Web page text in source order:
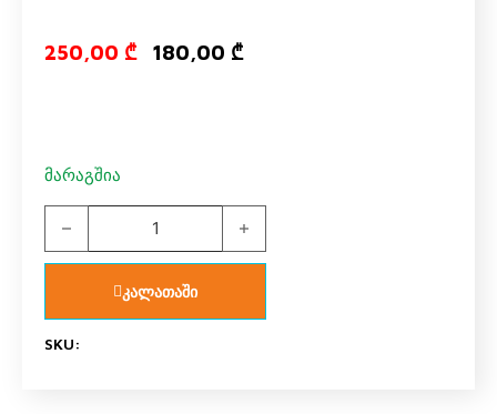
250,00 ₾ Original
180,00 ₾Current
მარაგშია
სანათი მოზარდთა ოთახი "ერგო ბრედა" 220588
კალათაში
SKU: